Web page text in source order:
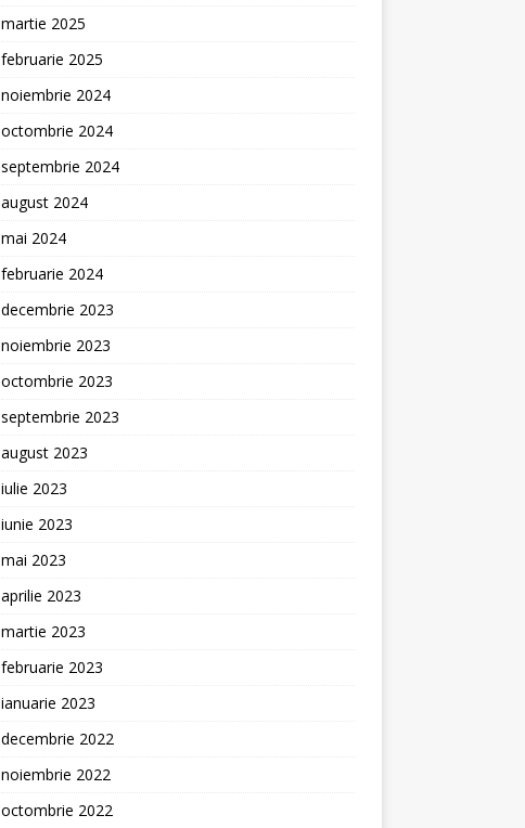
martie 2025
februarie 2025
noiembrie 2024
octombrie 2024
septembrie 2024
august 2024
mai 2024
februarie 2024
decembrie 2023
noiembrie 2023
octombrie 2023
septembrie 2023
august 2023
iulie 2023
iunie 2023
mai 2023
aprilie 2023
martie 2023
februarie 2023
ianuarie 2023
decembrie 2022
noiembrie 2022
octombrie 2022